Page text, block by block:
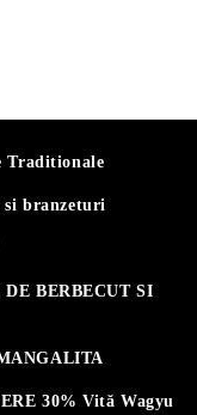
Traditionale
si branzeturi
DE BERBECUT SI
30% Vită Wagyu